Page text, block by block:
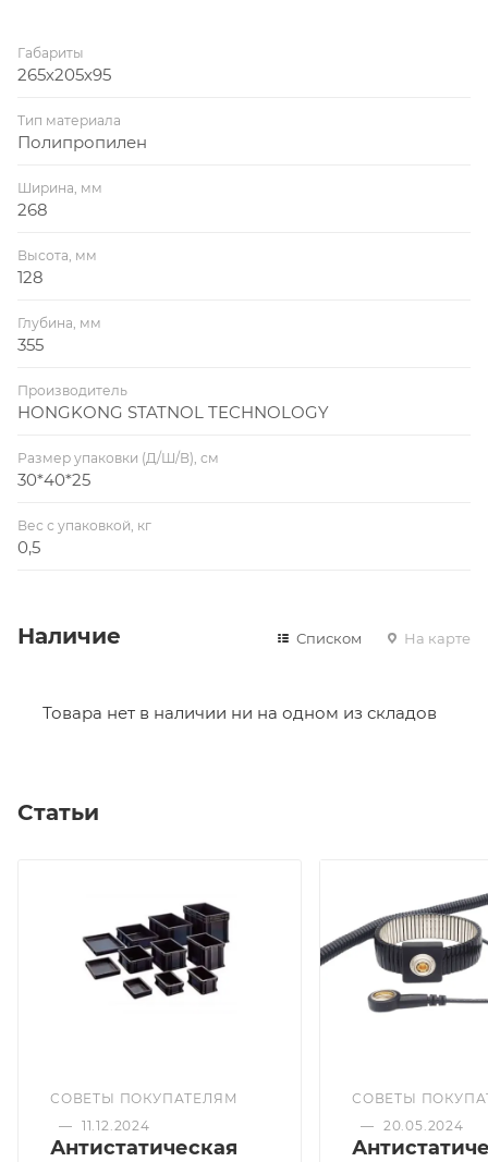
Габариты
265х205х95
Тип материала
Полипропилен
Ширина, мм
268
Высота, мм
128
Глубина, мм
355
Производитель
HONGKONG STATNOL TECHNOLOGY
Размер упаковки (Д/Ш/В), см
30*40*25
Вес с упаковкой, кг
0,5
Наличие Списком На карте
Товара нет в наличии ни на одном из складов
Статьи
СОВЕТЫ ПОКУПАТЕЛЯМ
— 11.12.2024
Антистатическая
СОВЕТЫ
— 20.05.2024